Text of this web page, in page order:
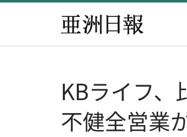
KBライフ
不健全営業